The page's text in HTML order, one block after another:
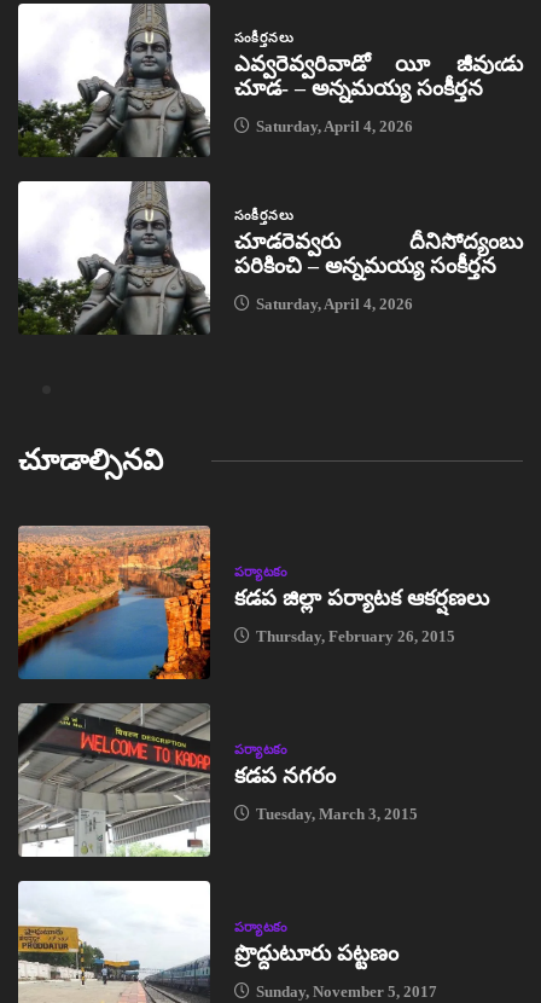
సంకీర్తనలు
ఎవ్వరెవ్వరివాడో యీ జీవుఁడు
చూడ- – అన్నమయ్య సంకీర్తన
Saturday, April 4, 2026
సంకీర్తనలు
చూడరెవ్వరు దీనిసోద్యంబు
పరికించి – అన్నమయ్య సంకీర్తన
Saturday, April 4, 2026
చూడాల్సినవి
పర్యాటకం
కడప జిల్లా పర్యాటక ఆకర్షణలు
Thursday, February 26, 2015
పర్యాటకం
కడప నగరం
Tuesday, March 3, 2015
పర్యాటకం
ప్రొద్దుటూరు పట్టణం
Sunday, November 5, 2017